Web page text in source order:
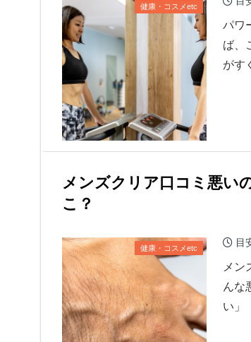
健康・コスメetc
パワ
ば、
がす
メンズクリア口コミ悪い
こ？
健康・コスメetc 目
メン
んな
い」